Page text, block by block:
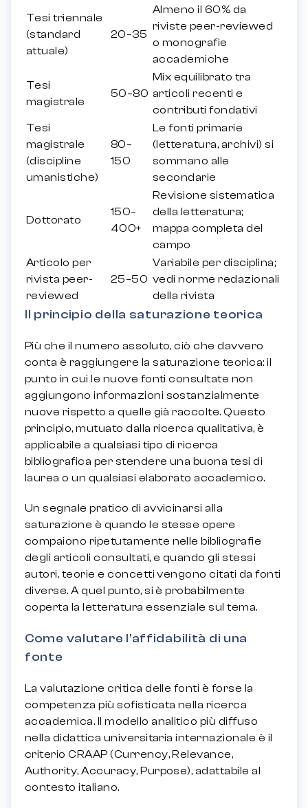
Tesi triennale
(standard
attuale)
20–35
Almeno il 60% da
riviste peer-reviewed
o monografie
accademiche
Tesi
magistrale
50–80
Mix equilibrato tra
articoli recenti e
contributi fondativi
Tesi
magistrale
(discipline
umanistiche)
80–
150
Le fonti primarie
(letteratura, archivi) si
sommano alle
secondarie
Dottorato
150–
400+
Revisione sistematica
della letteratura;
mappa completa del
campo
Articolo per
rivista peer-
reviewed
25–50
Variabile per disciplina;
vedi norme redazionali
della rivista
Il principio della saturazione teorica
Più che il numero assoluto, ciò che davvero
conta è raggiungere la saturazione teorica: il
punto in cui le nuove fonti consultate non
aggiungono informazioni sostanzialmente
nuove rispetto a quelle già raccolte. Questo
principio, mutuato dalla ricerca qualitativa, è
applicabile a qualsiasi tipo di ricerca
bibliografica per stendere una buona tesi di
laurea o un qualsiasi elaborato accademico.
Un segnale pratico di avvicinarsi alla
saturazione è quando le stesse opere
compaiono ripetutamente nelle bibliografie
degli articoli consultati, e quando gli stessi
autori, teorie e concetti vengono citati da fonti
diverse. A quel punto, si è probabilmente
coperta la letteratura essenziale sul tema.
Come valutare l’affidabilità di una
fonte
La valutazione critica delle fonti è forse la
competenza più sofisticata nella ricerca
accademica. Il modello analitico più diffuso
nella didattica universitaria internazionale è il
criterio CRAAP (Currency, Relevance,
Authority, Accuracy, Purpose), adattabile al
contesto italiano.